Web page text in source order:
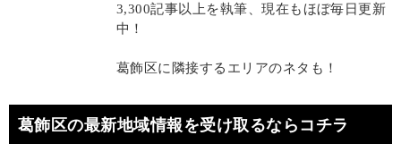
3,300記事以上を執筆、現在もほぼ毎日更新
中！
葛飾区に隣接するエリアのネタも！
葛飾区の最新地域情報を受け取るならコチラ